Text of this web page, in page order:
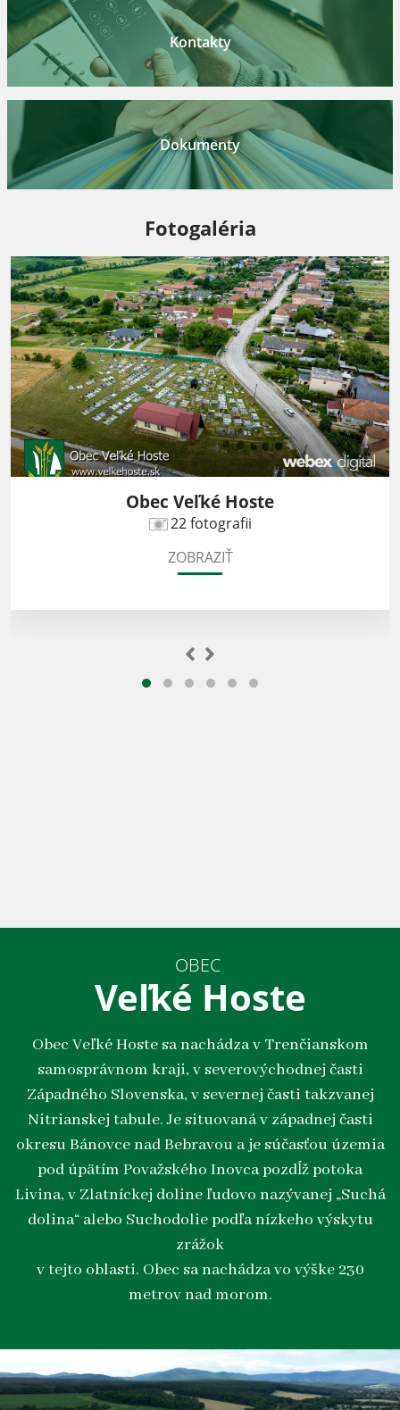
Kontakty
Dokumenty
Fotogaléria
Obec Veľké Hoste
22 fotografii
ZOBRAZIŤ
OBEC
Veľké Hoste
Obec Veľké Hoste sa nachádza v Trenčianskom
samosprávnom kraji, v severovýchodnej časti
Západného Slovenska, v severnej časti takzvanej
Nitrianskej tabule. Je situovaná v západnej časti
okresu Bánovce nad Bebravou a je súčasťou územia
pod úpätím Považského Inovca pozdĺž potoka
Livina, v Zlatníckej doline ľudovo nazývanej „Suchá
dolina“ alebo Suchodolie podľa nízkeho výskytu
zrážok
v tejto oblasti. Obec sa nachádza vo výške 230
metrov nad morom.